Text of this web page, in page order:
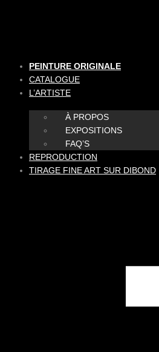
PEINTURE ORIGINALE
CATALOGUE
L’ARTISTE
À PROPOS
EXPOSITIONS
FAQ’S
REPRODUCTION
TIRAGE FINE ART SUR DIBOND